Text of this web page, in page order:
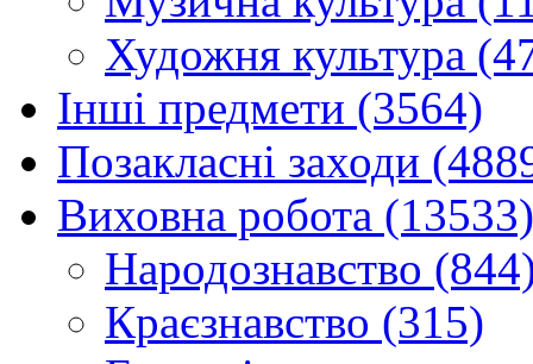
Художня культура
Інші предмети (3564)
Позакласні заходи
Виховна робота (13533)
Народознавство
Краєзнавство (315)